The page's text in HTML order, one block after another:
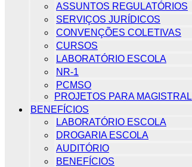
ASSUNTOS REGULATÓRIOS
SERVIÇOS JURÍDICOS
CONVENÇÕES COLETIVAS
CURSOS
LABORATÓRIO ESCOLA
NR-1
PCMSO
PROJETOS PARA MAGISTRAL
BENEFÍCIOS
LABORATÓRIO ESCOLA
DROGARIA ESCOLA
AUDITÓRIO
BENEFÍCIOS